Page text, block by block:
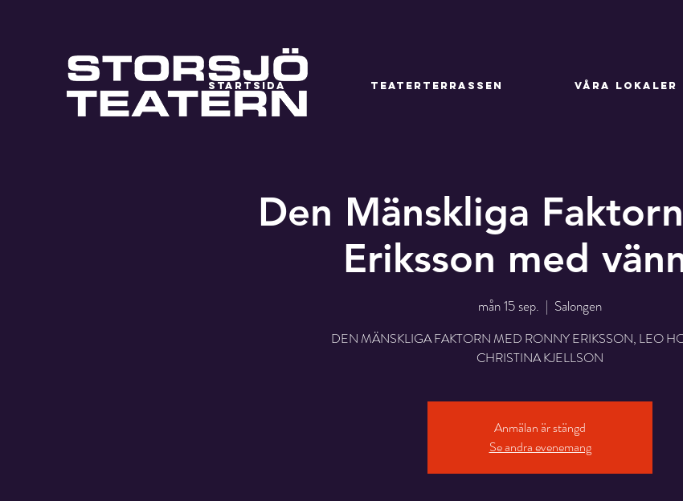
STARTSIDA TEATERTERRASSEN VÅRA LOKALER
Den Mänskliga
Eriksson med
mån 15 sep.
  |
Salongen
DEN MÄNSKLIGA FAKTORN MED RONNY ERIKSSON, LEO
CHRISTINA KJELLSON
Anmälan är stängd
Se andra evenemang